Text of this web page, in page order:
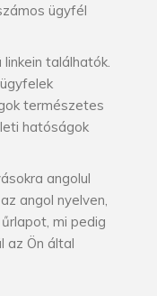
ügyfél
találhatók.
természetes
hatóságok
angolul
angol nyelven,
mi pedig
az Ön által